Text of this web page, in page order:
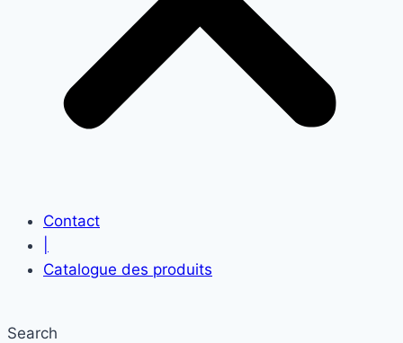
Contact
Catalogue des produits
Search